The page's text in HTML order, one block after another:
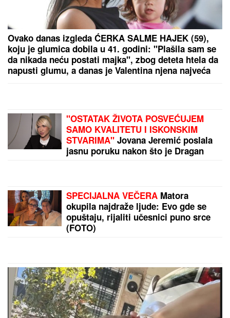
Ovako danas izgleda ĆERKA SALME HAJEK (59),
koju je glumica dobila u 41. godini: "Plašila sam se
da nikada neću postati majka", zbog deteta htela da
napusti glumu, a danas je Valentina njena najveća
"OSTATAK ŽIVOTA POSVEĆUJEM
SAMO KVALITETU I ISKONSKIM
STVARIMA" Jovana Jeremić poslala
jasnu poruku nakon što je Dragan
SPECIJALNA VEČERA Matora
okupila najdraže ljude: Evo gde se
opuštaju, rijaliti učesnici puno srce
(FOTO)